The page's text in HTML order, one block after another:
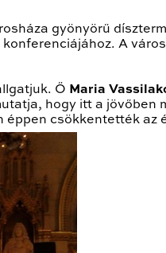
gyönyörű
A
Ő Maria
hogy itt a
csökkentették az